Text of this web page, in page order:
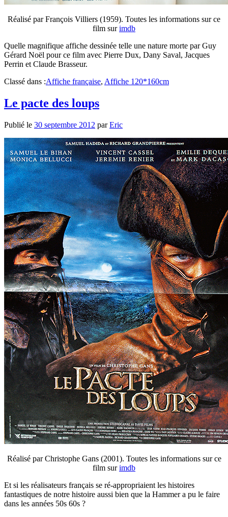
Réalisé par François Villiers (1959). Toutes les informations sur ce
film surimdb
Quelle magnifique affiche dessinée telle une nature morte par Guy
Gérard Noël pour ce film avec Pierre Dux, Dany Saval, Jacques
Perrin et Claude Brasseur.
Classé dans :Affiche française, Affiche 120*160cm
Le pacte des loups
Publié le 30 septembre 2012 parEric
Réalisé par Christophe Gans (2001). Toutes les informations sur ce
film surimdb
Et si les réalisateurs français se ré-appropriaient les histoires
fantastiques de notre histoire aussi bien que la Hammer a pu le faire
dans les années 50s 60s ?